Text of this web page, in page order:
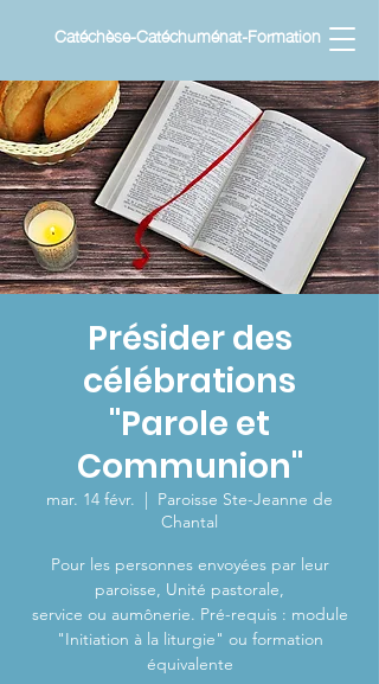
Catéchèse-Catéchuménat-Formation
Présider des
célébrations
"Parole et
Communion"
mar. 14 févr.
  |
Paroisse Ste-Jeanne de
Chantal
Pour les personnes envoyées par leur
paroisse, Unité pastorale,
service ou aumônerie. Pré-requis : module
"Initiation à la liturgie" ou formation